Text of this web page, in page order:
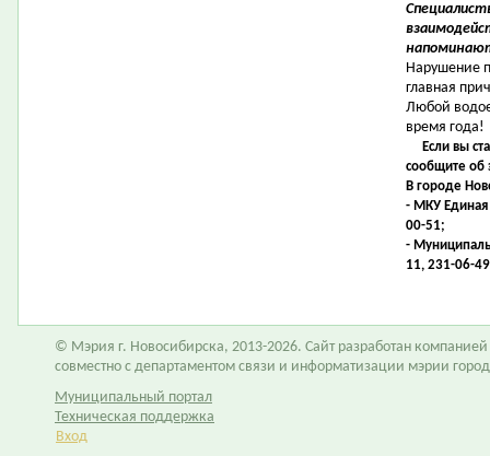
Нарушение
главная
Любой
время года!
Если вы
сообщите об
В городе
- МКУ Единая
00-51;
-
11, 231-06-
© Мэрия г. Новосибирска, 2013-2026. Сайт разработан компанией
совместно с департаментом связи и информатизации мэрии
Муниципальный портал
Техническая поддержка
Вход